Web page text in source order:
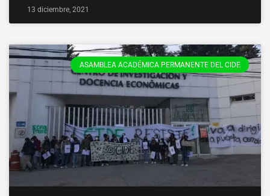
13 diciembre, 2021
ASAMBLEA ACADÉMICA PERMANENTE DEL CIDE